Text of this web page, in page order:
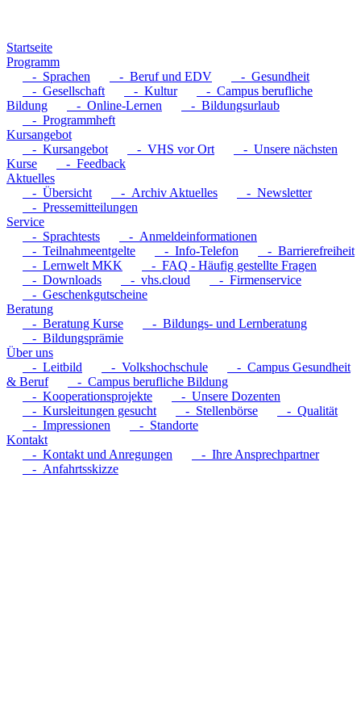
Startseite
Programm
- Sprachen
- Beruf und EDV
- Gesundheit
- Gesellschaft
- Kultur
- Campus berufliche
Bildung
- Online-Lernen
- Bildungsurlaub
- Programmheft
Kursangebot
- Kursangebot
- VHS vor Ort
- Unsere nächsten
Kurse
- Feedback
Aktuelles
- Übersicht
- Archiv Aktuelles
- Newsletter
- Pressemitteilungen
Service
- Sprachtests
- Anmeldeinformationen
- Teilnahmeentgelte
- Info-Telefon
- Barrierefreiheit
- Lernwelt MKK
- FAQ - Häufig gestellte Fragen
- Downloads
- vhs.cloud
- Firmenservice
- Geschenkgutscheine
Beratung
- Beratung Kurse
- Bildungs- und Lernberatung
- Bildungsprämie
Über uns
- Leitbild
- Volkshochschule
- Campus Gesundheit
& Beruf
- Campus berufliche Bildung
- Kooperationsprojekte
- Unsere Dozenten
- Kursleitungen gesucht
- Stellenbörse
- Qualität
- Impressionen
- Standorte
Kontakt
- Kontakt und Anregungen
- Ihre Ansprechpartner
- Anfahrtsskizze